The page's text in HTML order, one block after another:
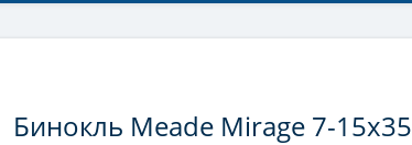
Бинокль Meade Mirage 7-15x35